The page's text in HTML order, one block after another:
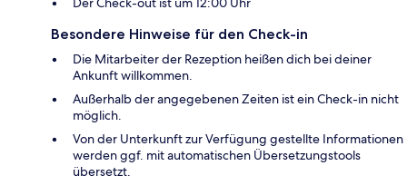
Besondere Hinweise für den Check-in
Die Mitarbeiter der Rezeption heißen dich bei deiner
Ankunft willkommen.
Außerhalb der angegebenen Zeiten ist ein Check-in nicht
möglich.
Von der Unterkunft zur Verfügung gestellte Informationen
werden ggf. mit automatischen Übersetzungstools
übersetzt.